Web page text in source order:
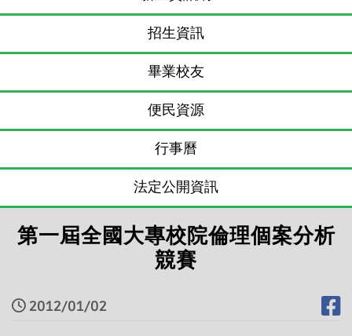
招生資訊
畢業校友
便民資源
行事曆
法定公開資訊
第一屆全國大專校院倫理個案分析
競賽
2012/01/02